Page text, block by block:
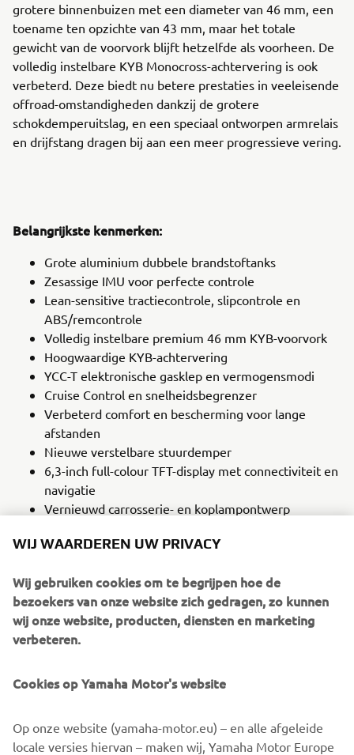
grotere binnenbuizen met een diameter van 46 mm, een
toename ten opzichte van 43 mm, maar het totale
gewicht van de voorvork blijft hetzelfde als voorheen. De
volledig instelbare KYB Monocross-achtervering is ook
verbeterd. Deze biedt nu betere prestaties in veeleisende
offroad-omstandigheden dankzij de grotere
schokdemperuitslag, en een speciaal ontworpen armrelais
en drijfstang dragen bij aan een meer progressieve vering.
Belangrijkste kenmerken:
Grote aluminium dubbele brandstoftanks
Zesassige IMU voor perfecte controle
Lean-sensitive tractiecontrole, slipcontrole en
ABS/remcontrole
Volledig instelbare premium 46 mm KYB-voorvork
Hoogwaardige KYB-achtervering
YCC-T elektronische gasklep en vermogensmodi
Cruise Control en snelheidsbegrenzer
Verbeterd comfort en bescherming voor lange
afstanden
Nieuwe verstelbare stuurdemper
6,3-inch full-colour TFT-display met connectiviteit en
navigatie
Vernieuwd carrosserie- en koplampontwerp
WIJ WAARDEREN UW PRIVACY
Wij gebruiken cookies om te begrijpen hoe de
bezoekers van onze website zich gedragen, zo kunnen
wij onze website, producten, diensten en marketing
verbeteren.
Cookies op Yamaha Motor's website
Op onze website (yamaha-motor.eu) – en alle afgeleide
locale versies hiervan – maken wij, Yamaha Motor Europe